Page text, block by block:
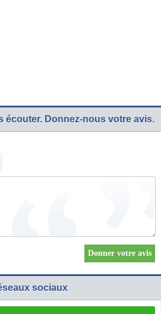
écouter. Donnez-nous votre avis.
sociaux